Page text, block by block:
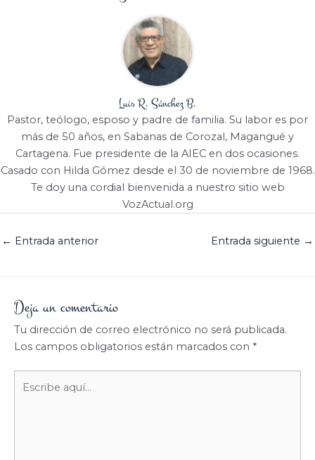
Luis R. Sánchez B.
Pastor, teólogo, esposo y padre de familia. Su labor es por
más de 50 años, en Sabanas de Corozal, Magangué y
Cartagena. Fue presidente de la AIEC en dos ocasiones.
Casado con Hilda Gómez desde el 30 de noviembre de 1968.
Te doy una cordial bienvenida a nuestro sitio web
VozActual.org
← Entrada anterior Entrada siguiente →
Deja un comentario
Tu dirección de correo electrónico no será publicada.
Los campos obligatorios están marcados con *
aquí...